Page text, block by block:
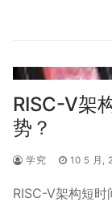
RISC-V架
势？
学究 10 5 月,
RISC-V架构短